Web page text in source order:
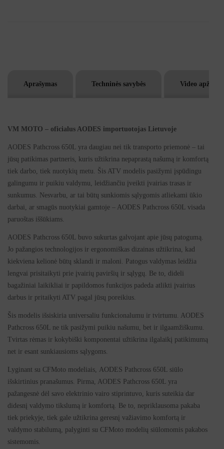
Aprašymas Techninės savybės Video
VM MOTO – oficialus AODES importuotojas Lietuvoje
AODES Pathcross 650L yra daugiau nei tik transporto priemonė – tai
jūsų patikimas partneris, kuris užtikrina nepaprastą našumą ir komfortą
tiek darbo, tiek nuotykių metu. Šis ATV modelis pasižymi įspūdingu
galingumu ir puikiu valdymu, leidžiančiu įveikti įvairias trasas ir
sunkumus. Nesvarbu, ar tai būtų sunkiomis sąlygomis atliekami ūkio
darbai, ar smagūs nuotykiai gamtoje – AODES Pathcross 650L visada
paruoštas iššūkiams.
AODES Pathcross 650L buvo sukurtas galvojant apie jūsų patogumą.
Jo pažangios technologijos ir ergonomiškas dizainas užtikrina, kad
kiekviena kelionė būtų sklandi ir maloni. Patogus valdymas leidžia
lengvai prisitaikyti prie įvairių paviršių ir sąlygų. Be to, dideli
bagažiniai laikikliai ir papildomos funkcijos padeda atlikti įvairius
darbus ir pritaikyti ATV pagal jūsų poreikius.
Šis modelis išsiskiria universaliu funkcionalumu ir tvirtumu. AODES
Pathcross 650L ne tik pasižymi puikiu našumu, bet ir ilgaamžiškumu.
Tvirtas rėmas ir kokybiški komponentai užtikrina ilgalaikį patikimumą
net ir esant sunkiausioms sąlygoms.
Lyginant su CFMoto modeliais, AODES Pathcross 650L siūlo
išskirtinius pranašumus. Pirma, AODES Pathcross 650L yra
pažangesnė dėl savo elektrinio vairo stiprintuvo, kuris suteikia dar
didesnį valdymo tikslumą ir komfortą. Be to, nepriklausoma pakaba
tiek priekyje, tiek gale užtikrina geresnį važiavimo komfortą ir
valdymo stabilumą, palyginti su CFMoto modelių siūlomomis pakabos
sistemomis.